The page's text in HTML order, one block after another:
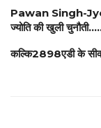
Pawan Singh-
ज्योति की खुली
कल्कि2898एडी के